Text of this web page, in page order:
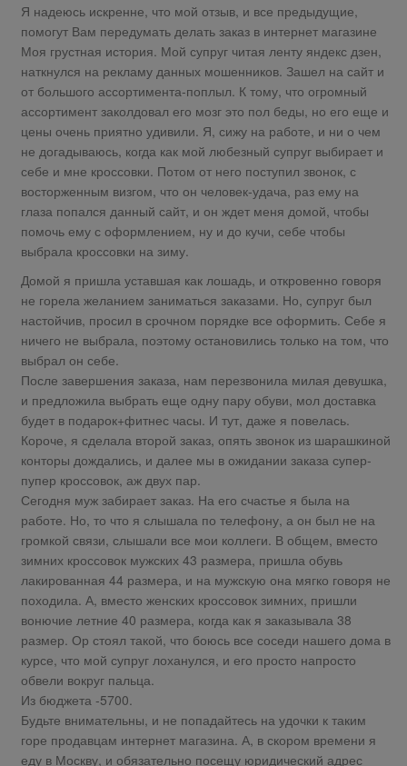
Я надеюсь искренне, что мой отзыв, и все предыдущие,
помогут Вам передумать делать заказ в интернет магазине
Моя грустная история. Мой супруг читая ленту яндекс дзен,
наткнулся на рекламу данных мошенников. Зашел на сайт и
от большого ассортимента-поплыл. К тому, что огромный
ассортимент заколдовал его мозг это пол беды, но его еще и
цены очень приятно удивили. Я, сижу на работе, и ни о чем
не догадываюсь, когда как мой любезный супруг выбирает и
себе и мне кроссовки. Потом от него поступил звонок, с
восторженным визгом, что он человек-удача, раз ему на
глаза попался данный сайт, и он ждет меня домой, чтобы
помочь ему с оформлением, ну и до кучи, себе чтобы
выбрала кроссовки на зиму.
Домой я пришла уставшая как лошадь, и откровенно говоря
не горела желанием заниматься заказами. Но, супруг был
настойчив, просил в срочном порядке все оформить. Себе я
ничего не выбрала, поэтому остановились только на том, что
выбрал он себе.
После завершения заказа, нам перезвонила милая девушка,
и предложила выбрать еще одну пару обуви, мол доставка
будет в подарок+фитнес часы. И тут, даже я повелась.
Короче, я сделала второй заказ, опять звонок из шарашкиной
конторы дождались, и далее мы в ожидании заказа супер-
пупер кроссовок, аж двух пар.
Сегодня муж забирает заказ. На его счастье я была на
работе. Но, то что я слышала по телефону, а он был не на
громкой связи, слышали все мои коллеги. В общем, вместо
зимних кроссовок мужских 43 размера, пришла обувь
лакированная 44 размера, и на мужскую она мягко говоря не
походила. А, вместо женских кроссовок зимних, пришли
вонючие летние 40 размера, когда как я заказывала 38
размер. Ор стоял такой, что боюсь все соседи нашего дома в
курсе, что мой супруг лоханулся, и его просто напросто
обвели вокруг пальца.
Из бюджета -5700.
Будьте внимательны, и не попадайтесь на удочки к таким
горе продавцам интернет магазина. А, в скором времени я
еду в Москву, и обязательно посещу юридический адрес